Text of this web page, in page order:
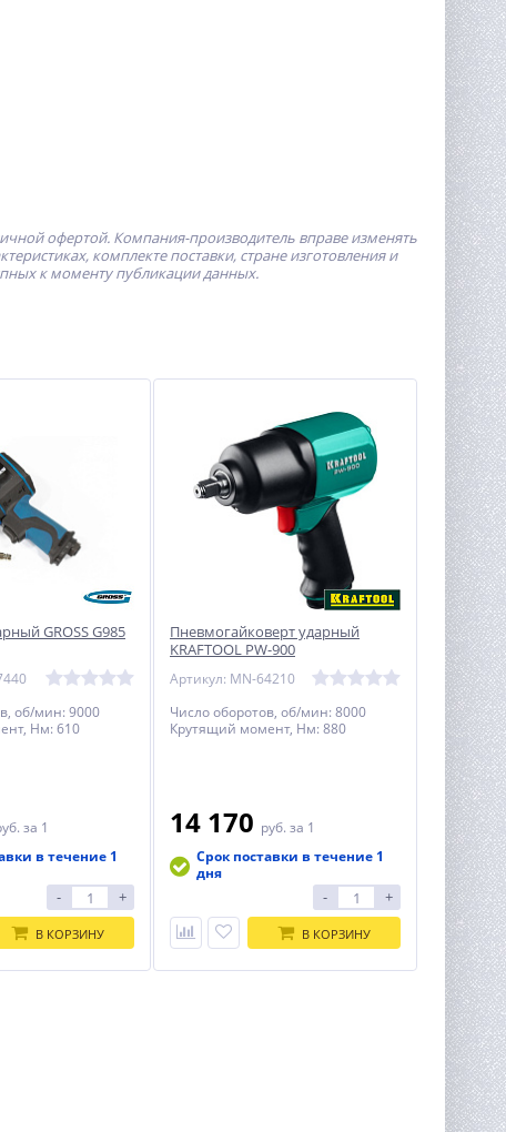
офертой. Компания-производитель вправе изменять
комплекте поставки, стране изготовления и
к моменту публикации данных.
GROSS G985
об/мин: 9000
Нм: 610
за 1
в течение 1
- +
В КОРЗИНУ
Пневмогайковерт ударный
KRAFTOOL PW-900
Артикул: MN-64210
Число оборотов, об/мин: 8000
Крутящий момент, Нм: 880
14 170 руб. за 1
Срок поставки в течение 1
дня
- +
В КОРЗИНУ